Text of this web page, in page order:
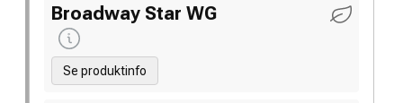
Broadway Star WG
Se produktinfo